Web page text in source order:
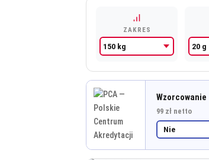
ZAKRES
Wzorcowanie
99 zł netto